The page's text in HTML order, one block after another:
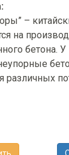
–
на
бетона.
различных